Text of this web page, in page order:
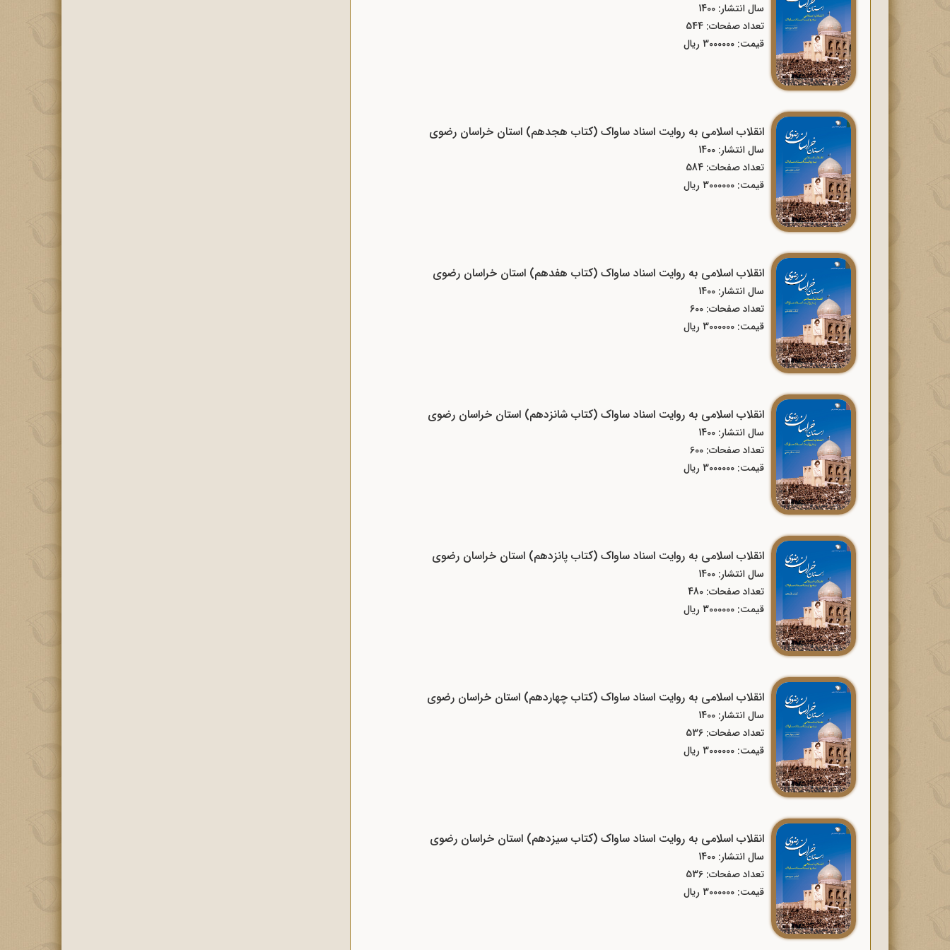
سال انتشار: 1400
تعداد صفحات: 544
قیمت: 3000000 ریال
انقلاب اسلامی به روایت اسناد ساواک (کتاب هجدهم) استان خراسان رضوی
سال انتشار: 1400
تعداد صفحات: 584
قیمت: 3000000 ریال
انقلاب اسلامی به روایت اسناد ساواک (کتاب هفدهم) استان خراسان رضوی
سال انتشار: 1400
تعداد صفحات: 600
قیمت: 3000000 ریال
انقلاب اسلامی به روایت اسناد ساواک (کتاب شانزدهم) استان خراسان رضوی
سال انتشار: 1400
تعداد صفحات: 600
قیمت: 3000000 ریال
انقلاب اسلامی به روایت اسناد ساواک (کتاب پانزدهم) استان خراسان رضوی
سال انتشار: 1400
تعداد صفحات: 480
قیمت: 3000000 ریال
انقلاب اسلامی به روایت اسناد ساواک (کتاب چهاردهم) استان خراسان رضوی
سال انتشار: 1400
تعداد صفحات: 536
قیمت: 3000000 ریال
انقلاب اسلامی به روایت اسناد ساواک (کتاب سیزدهم) استان خراسان رضوی
سال انتشار: 1400
تعداد صفحات: 536
قیمت: 3000000 ریال